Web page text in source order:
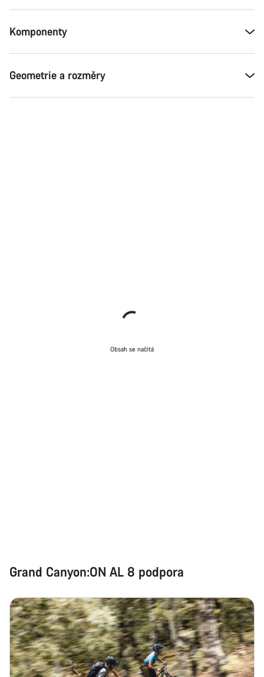
Komponenty
Geometrie a rozměry
Obsah se načítá
Grand Canyon:ON AL 8 podpora